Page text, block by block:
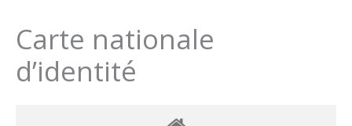
Carte nationale
d’identité